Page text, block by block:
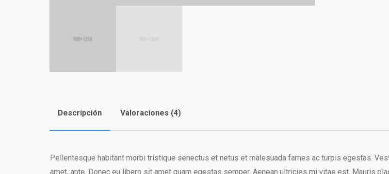
Descripción Valoraciones (4)
Pellentesque habitant morbi tristique senectus et netus et malesuada fames ac turpis egestas.
amet, ante. Donec eu libero sit amet quam egestas semper. Aenean ultricies mi vitae est. Mauris